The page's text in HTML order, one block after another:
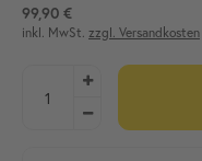
99,90 €
inkl. MwSt. zzgl. Versandkosten